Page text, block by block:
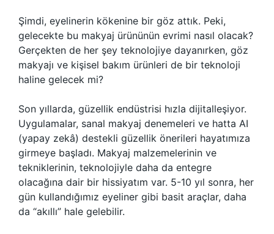
Şimdi, eyelinerin kökenine bir göz attık. Peki,
gelecekte bu makyaj ürününün evrimi nasıl olacak?
Gerçekten de her şey teknolojiye dayanırken, göz
makyajı ve kişisel bakım ürünleri de bir teknoloji
haline gelecek mi?
Son yıllarda, güzellik endüstrisi hızla dijitalleşiyor.
Uygulamalar, sanal makyaj denemeleri ve hatta AI
(yapay zekâ) destekli güzellik önerileri hayatımıza
girmeye başladı. Makyaj malzemelerinin ve
tekniklerinin, teknolojiyle daha da entegre
olacağına dair bir hissiyatım var. 5-10 yıl sonra, her
gün kullandığımız eyeliner gibi basit araçlar, daha
da “akıllı” hale gelebilir.